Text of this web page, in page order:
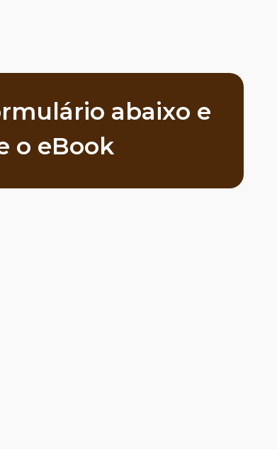
abaixo e
o eBook